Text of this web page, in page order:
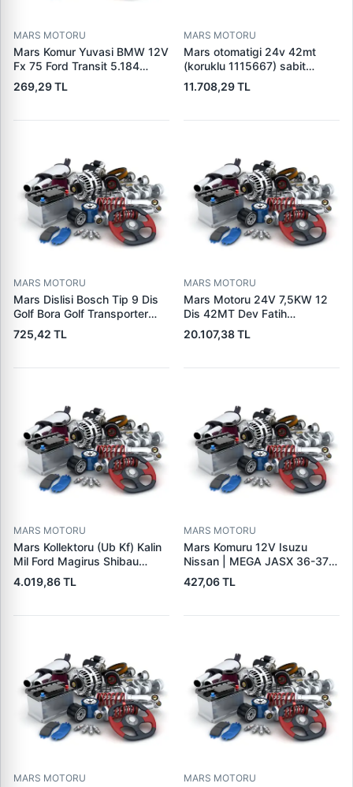
MARS MOTORU
Mars Komur Yuvasi BMW 12V
Fx 75 Ford Transit 5.184
Visteon | PARS PRS-BHL230
| OEM 97VB11000AA
269,29 TL
MARS MOTORU
Mars otomatigi 24v 42mt
(koruklu 1115667) sabit
pistonlu 3604650rx 7t0258
7x1955
11.708,29 TL
MARS MOTORU
Mars Dislisi Bosch Tip 9 Dis
Golf Bora Golf Transporter
Seat Skoda (15713) | ZEN
1108 | OEM 1072156
725,42 TL
MARS MOTORU
Mars Motoru 24V 7,5KW 12
Dis 42MT Dev Fatih
Cat,140H, 963B Cummins
L10,Qsc John Deere
LES0313 | OEM 0R2186
20.107,38 TL
MARS MOTORU
Mars Kollektoru (Ub Kf) Kalin
Mil Ford Magirus Shibau
TM30 Steyr | MAKO
72313641 | OEM 72313641
4.019,86 TL
MARS MOTORU
Mars Komuru 12V Isuzu
Nissan | MEGA JASX 36-37 |
OEM JASX36-37
427,06 TL
MARS MOTORU MARS MOTORU